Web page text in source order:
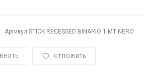
Артикул STICK RECESSED BINARIO 1 MT NERO
ОТЛОЖИТЬ